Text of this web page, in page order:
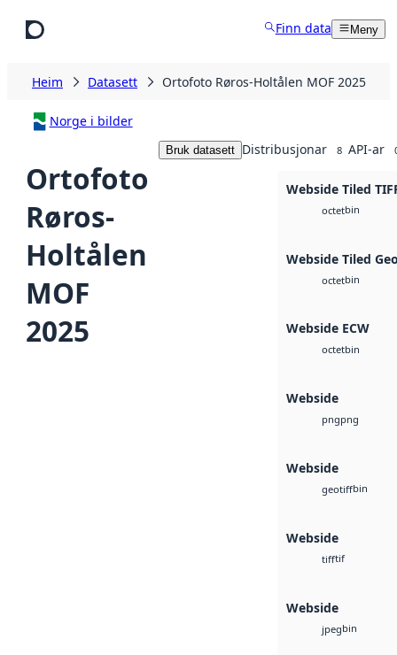
Finn data Meny
Heim Datasett Ortofoto Røros-Holtålen MOF 2025
Norge i bilder
Ortofoto
Røros-
Holtålen
MOF
2025
Bruk datasett Distribusjonar 8 API-ar
Webside Tiled
octetbin
Webside Tiled
octetbin
Webside ECW
octetbin
Webside
pngpng
Webside
geotiffbin
Webside
tifftif
Webside
jpegbin